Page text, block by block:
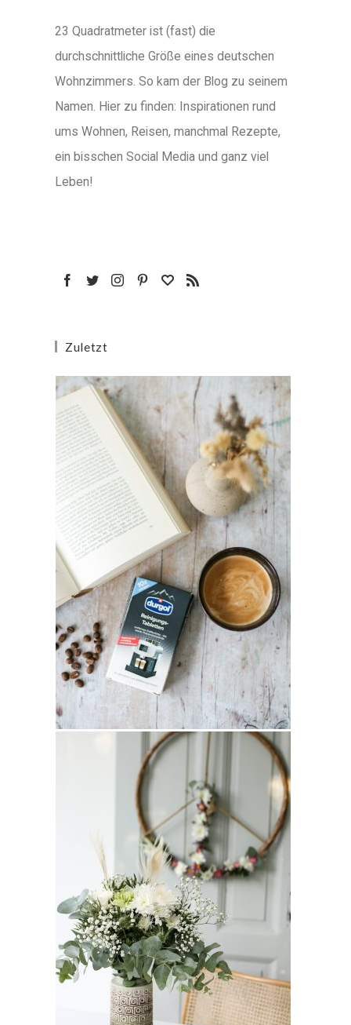
23 Quadratmeter ist (fast) die
durchschnittliche Größe eines deutschen
Wohnzimmers. So kam der Blog zu seinem
Namen. Hier zu finden: Inspirationen rund
ums Wohnen, Reisen, manchmal Rezepte,
ein bisschen Social Media und ganz viel
Leben!
Zuletzt